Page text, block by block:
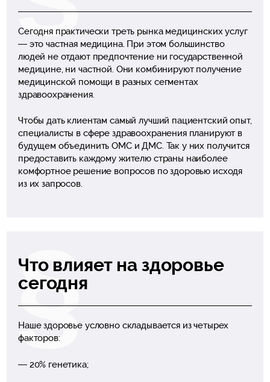
Сегодня практически треть рынка медицинских услуг
— это частная медицина. При этом большинство
людей не отдают предпочтение ни государственной
медицине, ни частной. Они комбинируют получение
медицинской помощи в разных сегментах
здравоохранения.
Чтобы дать клиентам самый лучший пациентский опыт,
специалисты в сфере здравоохранения планируют в
будущем объединить ОМС и ДМС. Так у них получится
предоставить каждому жителю страны наиболее
комфортное решение вопросов по здоровью исходя
из их запросов.
Что влияет на здоровье
сегодня
Наше здоровье условно складывается из четырех
факторов:
— 20% генетика;